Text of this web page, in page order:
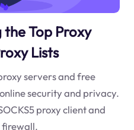
the Top Proxy
Lists
servers and free
security and privacy.
proxy client and
firewall.